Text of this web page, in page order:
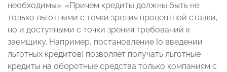
необходимы». «Причем кредиты должны быть не
только льготными с точки зрения процентной ставки,
но и доступными с точки зрения требований к
заемщику. Например, постановление [о введении
льготных кредитов] позволяет получать льготные
кредиты на оборотные средства только компаниям с